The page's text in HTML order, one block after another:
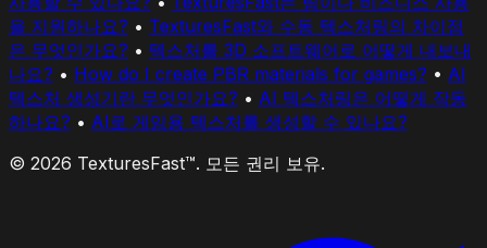
을 지원하나요? • TexturesFast와 수동 텍스처링의 차이점
은 무엇인가요? • 텍스처를 3D 소프트웨어로 어떻게 내보내
나요? • How do I create PBR materials for games? • AI
텍스처 생성기란 무엇인가요? • AI 텍스처링은 어떻게 작동
하나요? • AI로 게임용 텍스처를 생성할 수 있나요?
© 2026 TexturesFast™. 모든 권리 보유.